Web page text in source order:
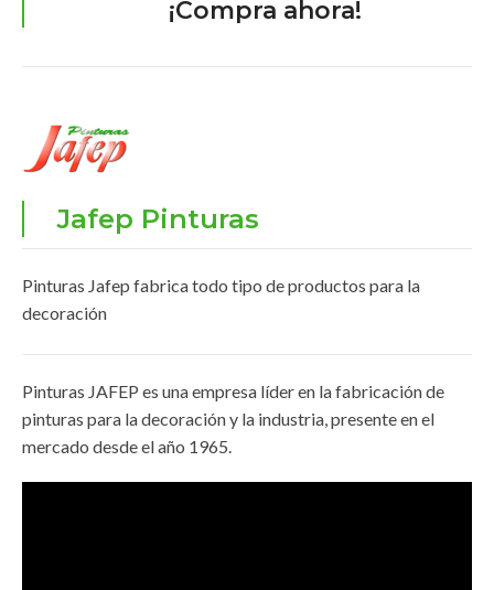
¡Compra ahora!
Jafep Pinturas
Pinturas Jafep fabrica todo tipo de productos para la
decoración
Pinturas JAFEP es una empresa líder en la fabricación de
pinturas para la decoración y la industria, presente en el
mercado desde el año 1965.